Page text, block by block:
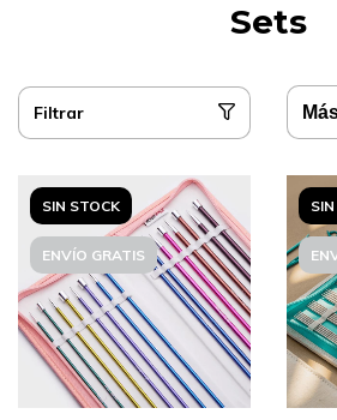
Sets
Filtrar
SIN STOCK
ENVÍO GRATIS